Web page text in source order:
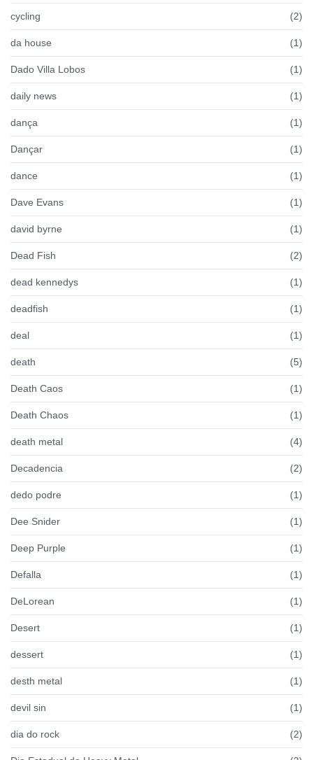
cycling (2)
da house (1)
Dado Villa Lobos (1)
daily news (1)
dança (1)
Dançar (1)
dance (1)
Dave Evans (1)
david byrne (1)
Dead Fish (2)
dead kennedys (1)
deadfish (1)
deal (1)
death (5)
Death Caos (1)
Death Chaos (1)
death metal (4)
Decadencia (2)
dedo podre (1)
Dee Snider (1)
Deep Purple (1)
Defalla (1)
DeLorean (1)
Desert (1)
dessert (1)
desth metal (1)
devil sin (1)
dia do rock (2)